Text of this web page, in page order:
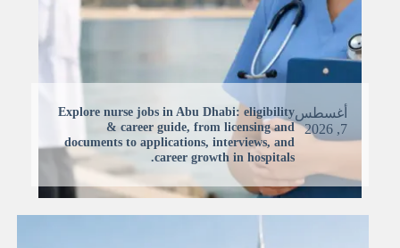
أغسطس
7, 2026
Explore nurse jobs in Abu Dhabi: eligibility
& career guide, from licensing and
documents to applications, interviews, and
career growth in hospitals.